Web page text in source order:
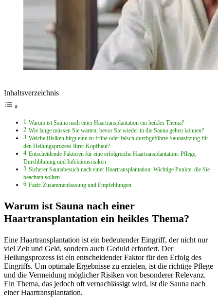
Inhaltsverzeichnis
Warum ist Sauna nach einer Haartransplantation ein heikles Thema?
Wie lange müssen Sie warten, bevor Sie wieder in die Sauna gehen können?
Welche Risiken birgt eine zu frühe oder falsch durchgeführte Saunasitzung für
den Heilungsprozess Ihrer Kopfhaut?
Entscheidende Faktoren für eine erfolgreiche Haartransplantation: Pflege,
Durchblutung und Infektionsrisiken
Sicherer Saunabesuch nach einer Haartransplantation: Wichtige Punkte, die Sie
beachten sollten
Fazit: Zusammenfassung und Empfehlungen
Warum ist Sauna nach einer
Haartransplantation ein heikles Thema?
Eine Haartransplantation ist ein bedeutender Eingriff, der nicht nur
viel Zeit und Geld, sondern auch Geduld erfordert. Der
Heilungsprozess ist ein entscheidender Faktor für den Erfolg des
Eingriffs. Um optimale Ergebnisse zu erzielen, ist die richtige Pflege
und die Vermeidung möglicher Risiken von besonderer Relevanz.
Ein Thema, das jedoch oft vernachlässigt wird, ist die Sauna nach
einer Haartransplantation.